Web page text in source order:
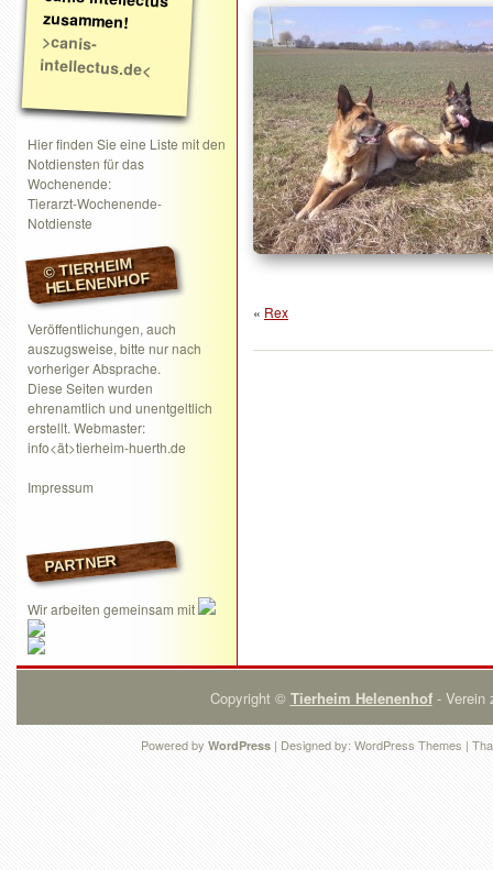
zusammen!
>canis-
intellectus.de<
Hier finden Sie eine Liste mit den
Notdiensten für das
Wochenende:
Tierarzt-Wochenende-
Notdienste
© TIERHEIM
HELENENHOF
Veröffentlichungen, auch
auszugsweise, bitte nur nach
vorheriger Absprache.
Diese Seiten wurden
ehrenamtlich und unentgeltlich
erstellt. Webmaster:
info<ät>tierheim-huerth.de
Impressum
PARTNER
Wir arbeiten gemeinsam mit
« Rex
Copyright © Tierheim Helenenhof- Verein
Powered by WordPress | Designed by: WordPress Themes |